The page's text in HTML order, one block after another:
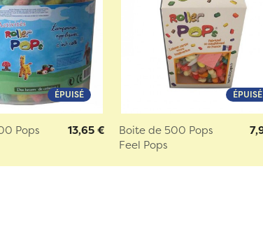
ÉPUISÉ
Pops
13,65 €
ÉPUISÉ
Boite de 500 Pops
Feel Pops